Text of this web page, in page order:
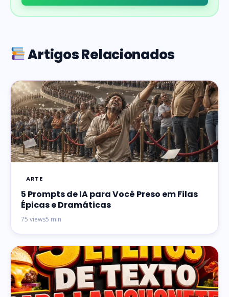
Artigos Relacionados
ARTE
5 Prompts de IA para Você Preso em Filas
Épicas e Dramáticas
75 views5 min